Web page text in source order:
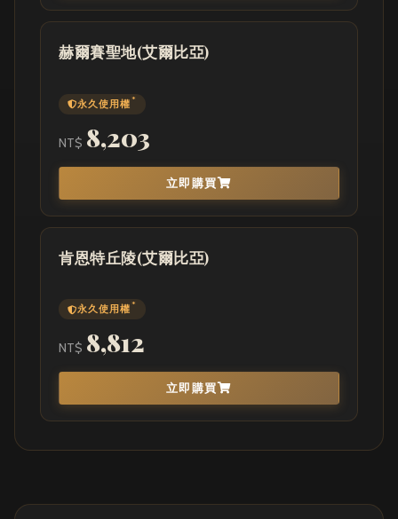
赫爾賽聖地(艾爾比亞)
永久使用權*
NT$ 8,203
立即購買
肯恩特丘陵(艾爾比亞)
永久使用權*
NT$ 8,812
立即購買